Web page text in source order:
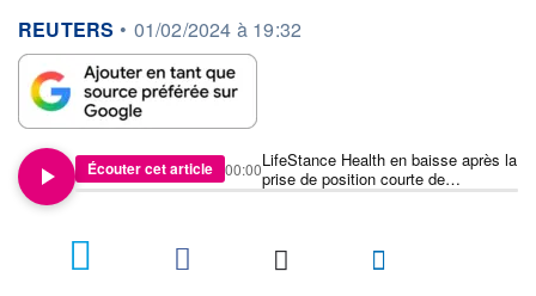
information fournie par
REUTERS • 01/02/2024 à 19:32
Écouter cet article
LifeStance Health en baisse après la
prise de position courte de
Hindenburg
00:00